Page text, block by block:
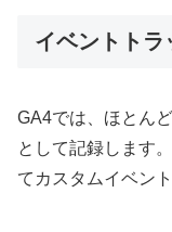
イベントトラ
GA4では、ほとん
として記録します
てカスタムイベン